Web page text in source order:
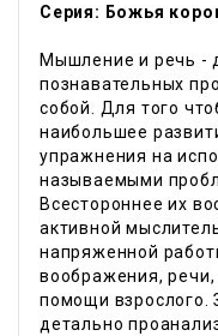
Серия: Божья
Мышление и речь -
познавательных
собой. Для того
наибольшее
упражнения на
называемыми
Всестороннее их
активной
напряженной
воображения, речи,
помощи взрослого.
детально